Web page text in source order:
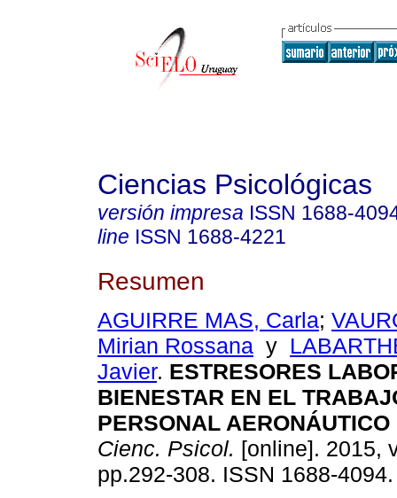
Ciencias Psicológicas
versión impresa ISSN 1688-
line ISSN 1688-4221
Resumen
AGUIRRE MAS, Carla;
Mirian Rossana y
Javier. ESTRESORES
BIENESTAR EN EL
PERSONAL
Cienc. Psicol. [online]. 2015,
pp.292-308. ISSN 1688-4094.